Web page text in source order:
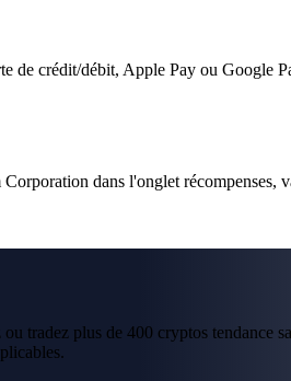
de crédit/débit, Apple Pay ou Google
dans l'onglet
tradez plus de 400 cryptos